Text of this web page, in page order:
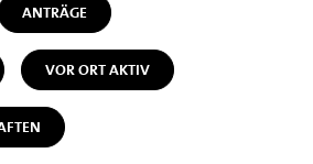
ANTRÄGE
VOR ORT AKTIV